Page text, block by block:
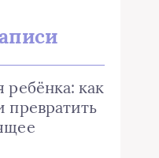
ребёнка: как
превратить